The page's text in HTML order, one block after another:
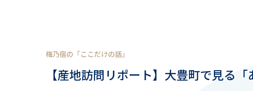
梅乃宿の「ここだけの話」
【産地訪問リポート】大豊町で見る